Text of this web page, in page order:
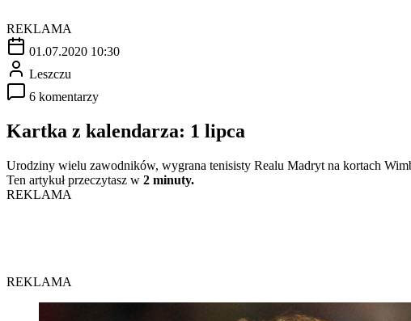
REKLAMA
01.07.2020 10:30
Leszczu
6 komentarzy
Kartka z kalendarza: 1 lipca
Urodziny wielu zawodników, wygrana tenisisty Realu Madryt na kortach
Ten artykuł przeczytasz w 2 minuty.
REKLAMA
REKLAMA